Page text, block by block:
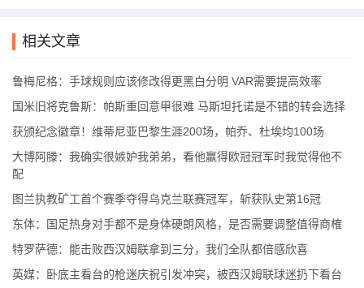
相关文章
鲁梅尼格：手球规则应该修改得更黑白分明 VAR需要提高效率
国米旧将克鲁斯：帕斯重回意甲很难 马斯坦托诺是不错的转会选择
获颁纪念徽章！维蒂尼亚巴黎生涯200场，帕乔、杜埃均100场
大博阿滕：我确实很嫉妒我弟弟，看他赢得欧冠冠军时我觉得他不
配
图兰执教矿工首个赛季夺得乌克兰联赛冠军，斩获队史第16冠
东体：国足热身对手都不是身体硬朗风格，是否需要调整值得商榷
特罗萨德：能击败西汉姆联拿到三分，我们全队都倍感欣喜
英媒：卧底主看台的枪迷庆祝引发冲突，被西汉姆联球迷扔下看台